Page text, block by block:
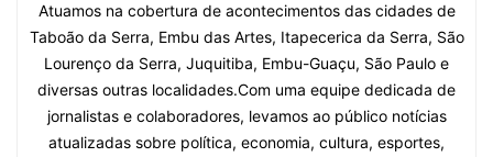
Atuamos na cobertura de acontecimentos das cidades de
Taboão da Serra, Embu das Artes, Itapecerica da Serra, São
Lourenço da Serra, Juquitiba, Embu-Guaçu, São Paulo e
diversas outras localidades.Com uma equipe dedicada de
jornalistas e colaboradores, levamos ao público notícias
atualizadas sobre política, economia, cultura, esportes,